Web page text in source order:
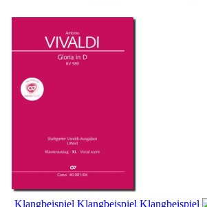
Klangbeispiel Klangbeispiel Klangbeispiel